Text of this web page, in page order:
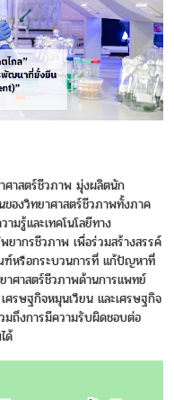
าสตร์ชีวภาพ มุ่งผลิตนัก
องวิทยาศาสตร์ชีวภาพทั้งภาค
รู้และเทคโนโลยีทาง
ยากรชีวภาพ เพื่อร่วมสร้างสรรค์
ฑ์หรือกระบวนการที่ แก้ปัญหาที่
าศาสตร์ชีวภาพด้านการแพทย์
ศรษฐกิจหมุนเวียน และเศรษฐกิจ
มถึงการมีความรับผิดชอบต่อ
ด้